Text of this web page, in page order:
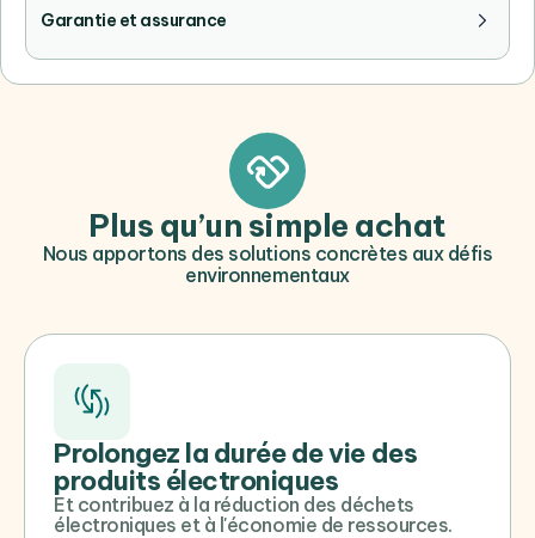
Garantie et assurance
Plus qu’un simple achat
Nous apportons des solutions concrètes aux défis
environnementaux
Prolongez la durée de vie des
produits électroniques
Et contribuez à la réduction des déchets
électroniques et à l'économie de ressources.